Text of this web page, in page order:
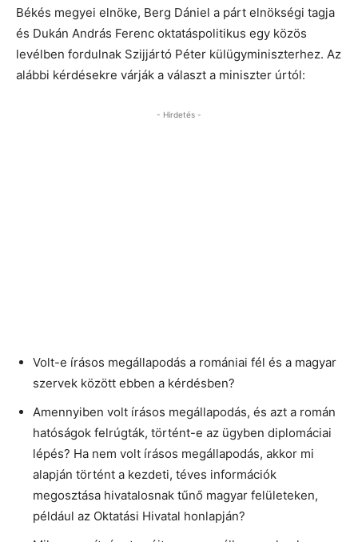
Békés megyei elnöke, Berg Dániel a párt elnökségi tagja
és Dukán András Ferenc oktatáspolitikus egy közös
levélben fordulnak Szijjártó Péter külügyminiszterhez. Az
alábbi kérdésekre várják a választ a miniszter úrtól:
- Hirdetés -
Volt-e írásos megállapodás a romániai fél és a magyar
szervek között ebben a kérdésben?
Amennyiben volt írásos megállapodás, és azt a román
hatóságok felrúgták, történt-e az ügyben diplomáciai
lépés? Ha nem volt írásos megállapodás, akkor mi
alapján történt a kezdeti, téves információk
megosztása hivatalosnak tűnő magyar felületeken,
például az Oktatási Hivatal honlapján?